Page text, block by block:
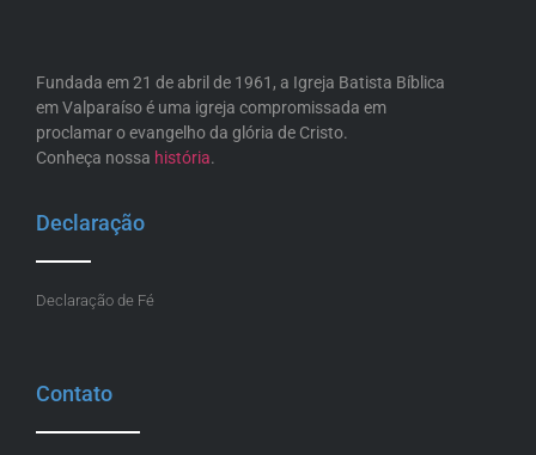
Fundada em 21 de abril de 1961, a Igreja Batista Bíblica
em Valparaíso é uma igreja compromissada em
proclamar o evangelho da glória de Cristo.
Conheça nossa história.
Declaração
Declaração de Fé
Contato